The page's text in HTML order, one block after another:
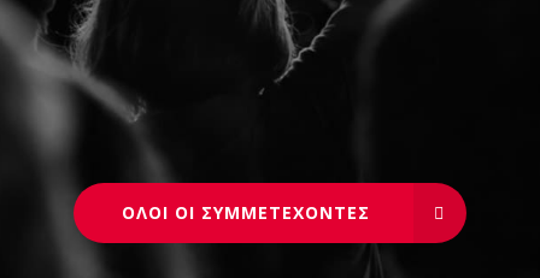
ΟΛΟΙ ΟΙ ΣΥΜΜΕΤΕΧΟΝΤΕΣ